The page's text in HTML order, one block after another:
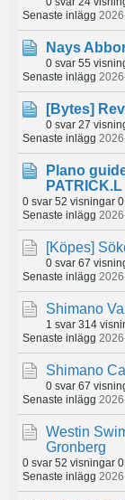
Senaste inlägg
Nays
0 svar 55
Senaste inlägg
[Bytes]
0 svar 27
Senaste inlägg
Plano
PATRICK.L
0 svar 52 visningar
Senaste inlägg
[Köpes]
0 svar 67
Senaste inlägg
Shimano
1 svar 314
Senaste inlägg
Shimano
0 svar 67
Senaste inlägg
Westin
Gronberg
0 svar 52 visningar
Senaste inlägg